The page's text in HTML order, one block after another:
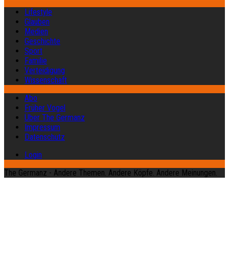
Lifestyle
Glauben
Medien
Geschichte
Sport
Familie
Verteidigung
Wissenschaft
Abo
Früher Vogel
Über The Germanz
Impressum
Datenschutz
Login
The Germanz - Andere Themen. Andere Köpfe. Andere Meinungen.